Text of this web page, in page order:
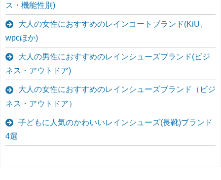
ス・機能性別)
大人の女性におすすめのレインコートブランド(KiU、
wpcほか)
大人の男性におすすめのレインシューズブランド(ビジ
ネス・アウトドア)
大人の女性におすすめのレインシューズブランド（ビジ
ネス・アウトドア）
子どもに人気のかわいいレインシューズ(長靴)ブランド
4選